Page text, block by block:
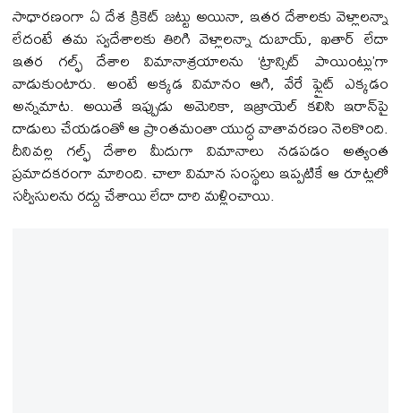
సాధారణంగా ఏ దేశ క్రికెట్ జట్టు అయినా, ఇతర దేశాలకు వెళ్లాలన్నా
లేదంటే తమ స్వదేశాలకు తిరిగి వెళ్లాలన్నా దుబాయ్, ఖతార్ లేదా
ఇతర గల్ఫ్ దేశాల విమానాశ్రయాలను ‘ట్రాన్సిట్ పాయింట్లు’గా
వాడుకుంటారు. అంటే అక్కడ విమానం ఆగి, వేరే ఫ్లైట్ ఎక్కడం
అన్నమాట. అయితే ఇప్పుడు అమెరికా, ఇజ్రాయెల్ కలిసి ఇరాన్‌పై
దాడులు చేయడంతో ఆ ప్రాంతమంతా యుద్ధ వాతావరణం నెలకొంది.
దీనివల్ల గల్ఫ్ దేశాల మీదుగా విమానాలు నడపడం అత్యంత
ప్రమాదకరంగా మారింది. చాలా విమాన సంస్థలు ఇప్పటికే ఆ రూట్లలో
సర్వీసులను రద్దు చేశాయి లేదా దారి మళ్లించాయి.